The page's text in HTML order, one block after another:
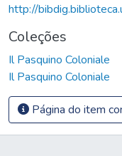
http://
Coleções
Il Pasquino Coloniale
Il Pasquino Coloniale
Página do item